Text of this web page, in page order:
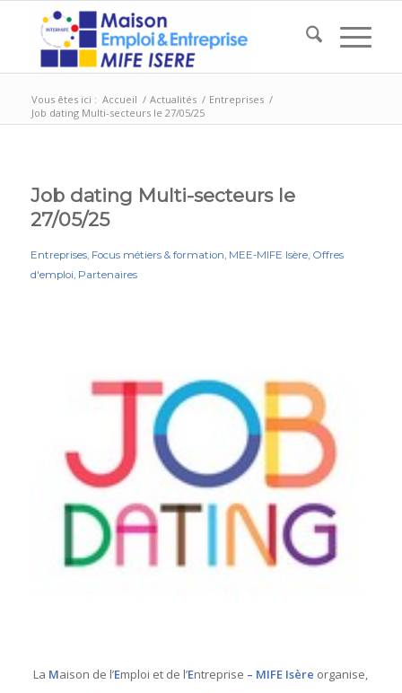
Vous êtes ici : Accueil / Actualités / Entreprises /
Job dating Multi-secteurs le 27/05/25
Job dating Multi-secteurs le
27/05/25
Entreprises, Focus métiers & formation, MEE-MIFE Isère, Offres
d'emploi, Partenaires
La Maison de l’Emploi et de l’Entreprise – MIFE Isère organise,